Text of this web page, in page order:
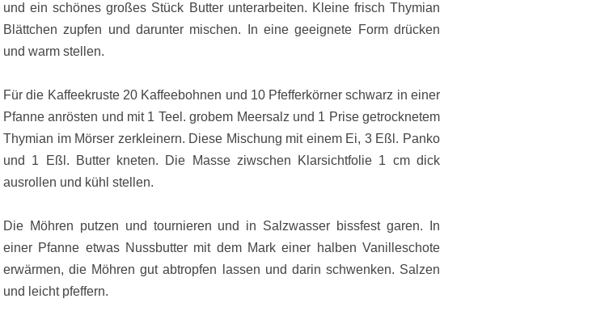
und ein schönes großes Stück Butter unterarbeiten. Kleine frisch Thymian
Blättchen zupfen und darunter mischen. In eine geeignete Form drücken
und warm stellen.
Für die Kaffeekruste 20 Kaffeebohnen und 10 Pfefferkörner schwarz in einer
Pfanne anrösten und mit 1 Teel. grobem Meersalz und 1 Prise getrocknetem
Thymian im Mörser zerkleinern. Diese Mischung mit einem Ei, 3 Eßl. Panko
und 1 Eßl. Butter kneten. Die Masse ziwschen Klarsichtfolie 1 cm dick
ausrollen und kühl stellen.
Die Möhren putzen und tournieren und in Salzwasser bissfest garen. In
einer Pfanne etwas Nussbutter mit dem Mark einer halben Vanilleschote
erwärmen, die Möhren gut abtropfen lassen und darin schwenken. Salzen
und leicht pfeffern.